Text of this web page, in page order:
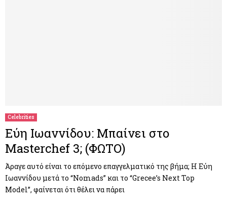
Celebrities
Εύη Ιωαννίδου: Μπαίνει στο
Masterchef 3; (ΦΩΤΟ)
Άραγε αυτό είναι το επόμενο επαγγελματικό της βήμα; Η Εύη
Ιωαννίδου μετά το “Nomads” και το “Grecee’s Next Top
Model”, φαίνεται ότι θέλει να πάρει